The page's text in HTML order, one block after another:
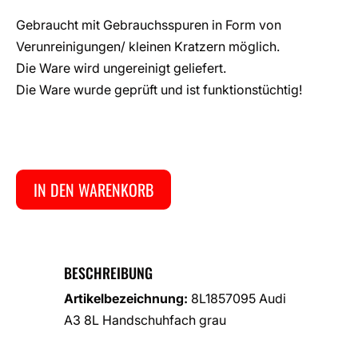
Gebraucht mit Gebrauchsspuren in Form von
Verunreinigungen/ kleinen Kratzern möglich.
Die Ware wird ungereinigt geliefert.
Die Ware wurde geprüft und ist funktionstüchtig!
IN DEN WARENKORB
BESCHREIBUNG
Artikelbezeichnung: 8L1857095 Audi
A3 8L Handschuhfach grau